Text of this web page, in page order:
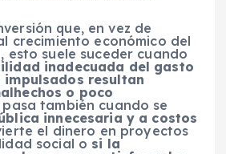
que, en vez de
crecimiento económico del
esto suele suceder cuando
inadecuada del gasto
resultan
o poco
pasa también cuando se
innecesaria y a costos
el dinero en proyectos
social o si la